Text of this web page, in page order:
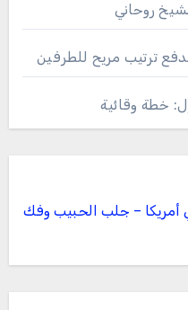
روحاني
ترتيب مريح للطرفين
خطة وقائية
– جلب الحبيب وفك